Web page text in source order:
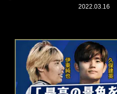
可能」にする「真の投資」の
2022.03.16